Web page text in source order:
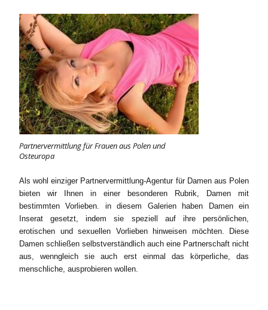
Partnervermittlung für Frauen aus Polen und
Osteuropa
Als wohl einziger Partnervermittlung-Agentur für Damen aus Polen
bieten wir Ihnen in einer besonderen Rubrik, Damen mit
bestimmten Vorlieben. in diesem Galerien haben Damen ein
Inserat gesetzt, indem sie speziell auf ihre persönlichen,
erotischen und sexuellen Vorlieben hinweisen möchten. Diese
Damen schließen selbstverständlich auch eine Partnerschaft nicht
aus, wenngleich sie auch erst einmal das körperliche, das
menschliche, ausprobieren wollen.